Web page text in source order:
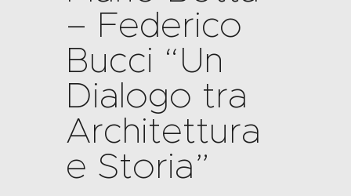
– Federico
Bucci “Un
Dialogo tra
Architettura
e Storia”
SHOWROOM
SERVIZI
PRODOTTI
PROJECTS
NEWS
CONTATTI